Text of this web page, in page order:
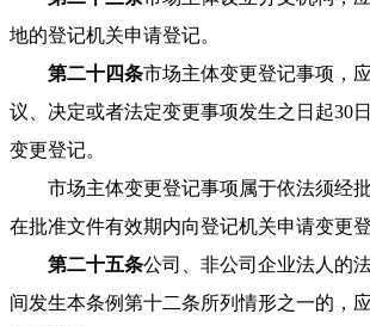
地的登记机关申请登记。
第二十四条市场主体变更登记事项，
议、决定或者法定变更事项发生之日起30
变更登记。
市场主体变更登记事项属于依法须经批
在批准文件有效期内向登记机关申请变更登
第二十五条公司、非公司企业法人的
间发生本条例第十二条所列情形之一的，